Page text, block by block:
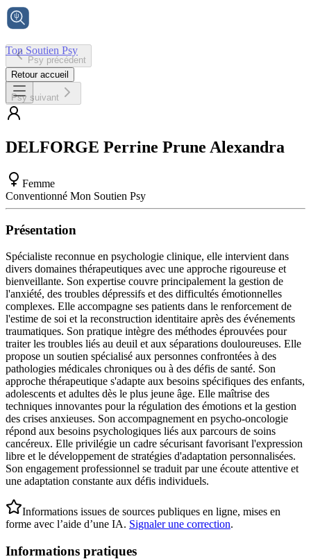
Ton Soutien Psy
Accueil
Psy précédent
Retour accueil
Psy suivant
DELFORGE Perrine Prune Alexandra
Femme
Conventionné Mon Soutien Psy
Présentation
Spécialiste reconnue en psychologie clinique, elle intervient dans
divers domaines thérapeutiques avec une approche rigoureuse et
bienveillante. Son expertise couvre principalement la gestion de
l'anxiété, des troubles dépressifs et des difficultés émotionnelles
complexes. Elle accompagne ses patients dans le renforcement de
l'estime de soi et la reconstruction identitaire après des événements
traumatiques. Son pratique intègre des méthodes éprouvées pour
traiter les troubles liés au deuil et aux séparations douloureuses. Elle
propose un soutien spécialisé aux personnes confrontées à des
pathologies médicales chroniques ou à des défis de santé. Son
approche thérapeutique s'adapte aux besoins spécifiques des enfants,
adolescents et adultes dès le plus jeune âge. Elle maîtrise des
techniques innovantes pour la régulation des émotions et la gestion
des crises anxieuses. Son accompagnement en psycho-oncologie
répond aux besoins psychologiques liés aux parcours de soins
cancéreux. Elle privilégie un cadre sécurisant favorisant l'expression
libre et le développement de stratégies d'adaptation personnalisées.
Son engagement professionnel se traduit par une écoute attentive et
une adaptation constante aux défis individuels.
Informations issues de sources publiques en ligne, mises en
forme avec l’aide d’une IA. Signaler une correction.
Informations pratiques